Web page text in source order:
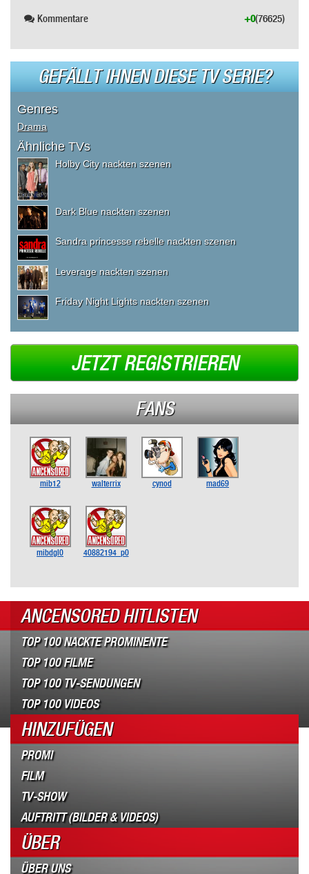
Kommentare (76625)
+0
GEFÄLLT IHNEN DIESE TV SERIE?
Genres
Drama
Ähnliche TVs
Holby City nackten szenen
Dark Blue nackten szenen
Sandra princesse rebelle nackten szenen
Leverage nackten szenen
Friday Night Lights nackten szenen
JETZT REGISTRIEREN
FANS
mib12 walterrix cynod mad69
mibdgl0 40882194_p0
ANCENSORED HITLISTEN
TOP 100 NACKTE PROMINENTE
TOP 100 FILME
TOP 100 TV-SENDUNGEN
TOP 100 VIDEOS
HINZUFÜGEN
PROMI
FILM
TV-SHOW
AUFTRITT (BILDER & VIDEOS)
ÜBER
ÜBER UNS